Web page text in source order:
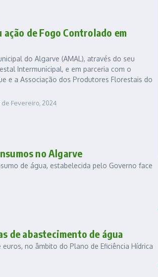
de Fogo Controlado em
do Algarve (AMAL), através do seu
Intermunicipal, e em parceria com o
e a Associação dos Produtores Florestais do
de Fevereiro, 2024
no Algarve
de água, estabelecida pelo Governo face
de abastecimento de água
no âmbito do Plano de Eficiência Hídrica